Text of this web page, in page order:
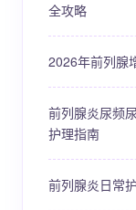
全攻略
2026年前列腺
前列腺炎尿频
护理指南
前列腺炎日常